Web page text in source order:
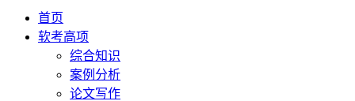
首页
软考高项
综合知识
案例分析
论文写作